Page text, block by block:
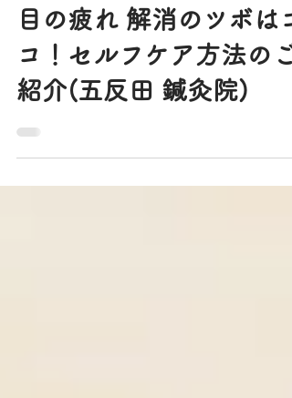
加藤さやか
2023年1月30日
読了時間: 8分
目の疲れ 解消のツボはコ
紹介(五反田 鍼灸院)